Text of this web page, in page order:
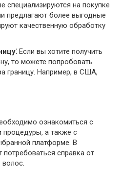
специализируются на покупке
предлагают более выгодные
качественную обработку
Если вы хотите получить
то можете попробовать
границу. Например, в США,
ознакомиться с
процедуры, а также с
платформе. В
справка от